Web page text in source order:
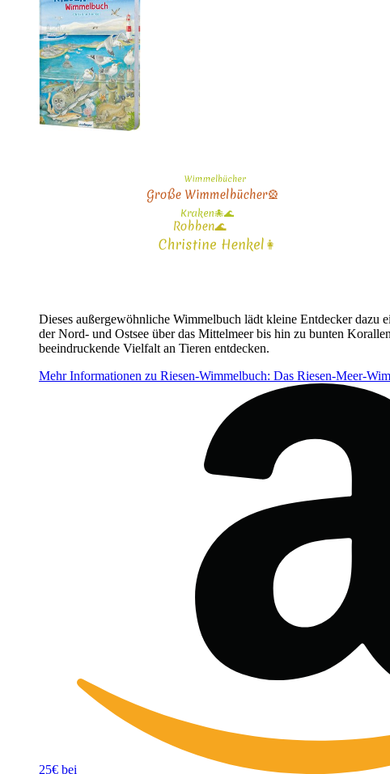
Dieses außergewöhnliche Wimmelbuch lädt kleine Entdecker dazu
der Nord- und Ostsee über das Mittelmeer bis hin zu bunten
beeindruckende Vielfalt an Tieren entdecken.
Mehr Informationen zu Riesen-Wimmelbuch: Das Riesen-Meer-
25€ bei